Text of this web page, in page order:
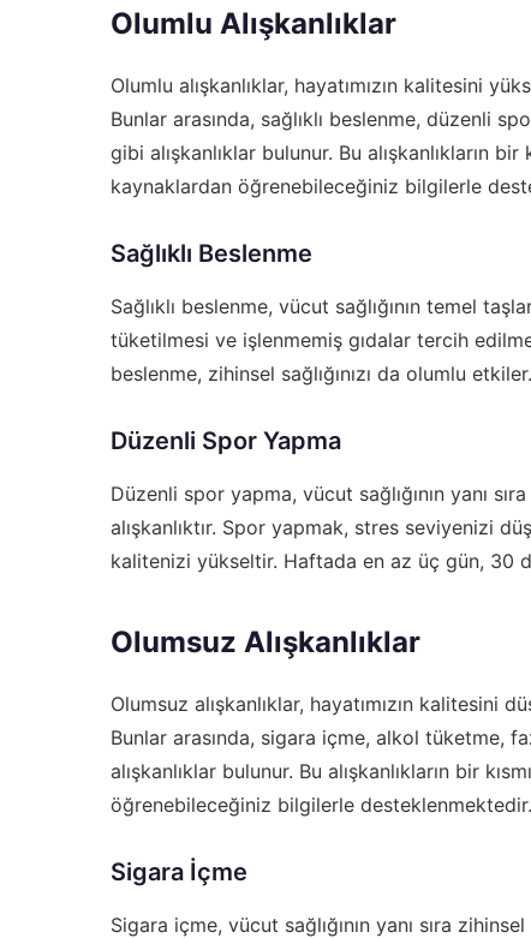
Olumlu Alışkanlıklar
Olumlu alışkanlıklar, hayatımızın kalitesini
Bunlar arasında, sağlıklı beslenme, düzenli
gibi alışkanlıklar bulunur. Bu alışkanlıkların bir
kaynaklardan öğrenebileceğiniz bilgilerle
Sağlıklı Beslenme
Sağlıklı beslenme, vücut sağlığının temel
tüketilmesi ve işlenmemiş gıdalar tercih
beslenme, zihinsel sağlığınızı da olumlu etkiler.
Düzenli Spor Yapma
Düzenli spor yapma, vücut sağlığının yanı
alışkanlıktır. Spor yapmak, stres seviyenizi
kalitenizi yükseltir. Haftada en az üç gün, 30
Olumsuz Alışkanlıklar
Olumsuz alışkanlıklar, hayatımızın kalitesini
Bunlar arasında, sigara içme, alkol tüketme,
alışkanlıklar bulunur. Bu alışkanlıkların bir
öğrenebileceğiniz bilgilerle desteklenmektedir.
Sigara İçme
Sigara içme, vücut sağlığının yanı sıra